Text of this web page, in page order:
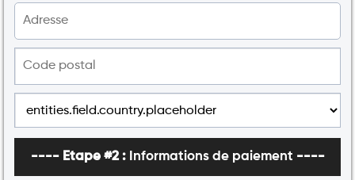
---- Etape #2 : Informations de paiement ----